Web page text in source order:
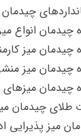
چیدمان انواع
چیدمان میز
چیدمان
چیدمان میزهای
طلای چیدمان
میز